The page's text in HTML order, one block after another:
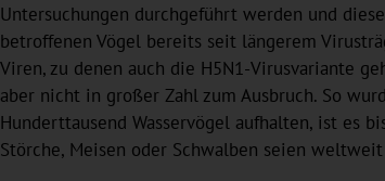
Untersuchungen durchgeführt werden und
betroffenen Vögel bereits seit längerem
Viren, zu denen auch die H5N1-Virusvariante
aber nicht in großer Zahl zum Ausbruch. So
Hunderttausend Wasservögel aufhalten, ist es
Störche, Meisen oder Schwalben seien